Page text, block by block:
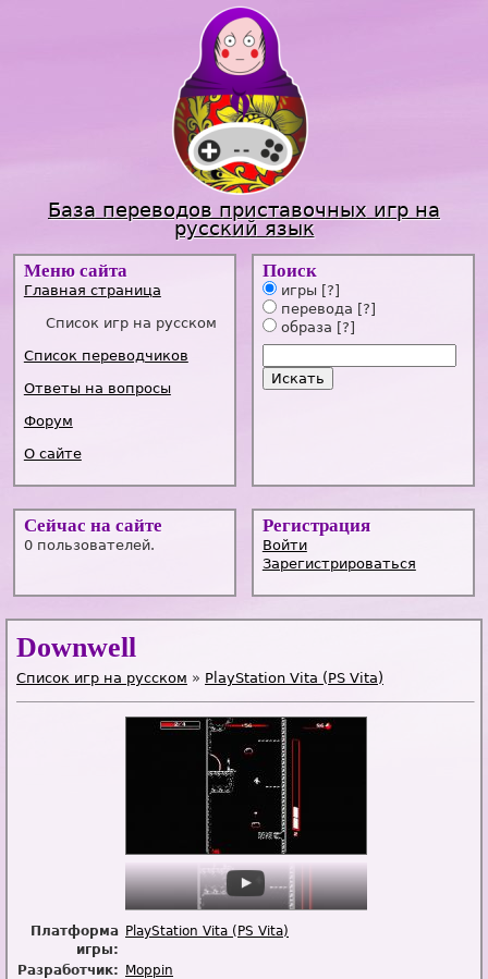
Jump to navigation
База переводов приставочных игр на
русский язык
Меню сайта
Главная страница
Список игр на русском
Список переводчиков
Ответы на вопросы
Форум
О сайте
Поиск
игры [?]
перевода [?]
образа [?]
Сейчас на сайте
0 пользователей.
Регистрация
Войти
Зарегистрироваться
Downwell
Список игр на русском » PlayStation Vita (PS Vita)
Платформа
игры:
PlayStation Vita (PS Vita)
Разработчик:
Moppin